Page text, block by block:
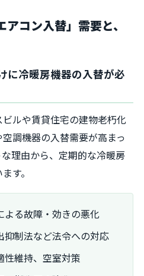
コン入替」需要と、
に冷暖房機器の入替が必
ルや賃貸住宅の建物老朽化
空調機器の入替需要が高まっ
理由から、定期的な冷暖房
す。
よる故障・効きの悪化
抑制法など法令への対応
性維持、空室対策